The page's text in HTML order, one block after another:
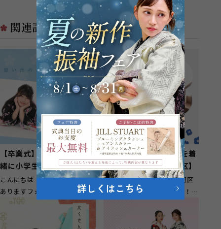
関連記事
【卒業式】ランドセルと一
緒に小学生の思い出撮影！
【駿河区丸子】
こんにちは！ 静岡市駿河区に
ありますフォトスタジオ！ ガ
ーネット静岡インター店です♪
駿河区丸子...
【卒業式】小学生も袴を着
て記念の撮影を！【葵区】
こんにちは！ 静岡市駿河区
にありますフォトスタジオ！
ガーネット静岡インター店...